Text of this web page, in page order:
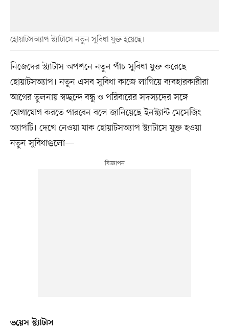
হোয়াটসঅ্যাপ স্ট্যাটাসে নতুন সুবিধা যুক্ত হয়েছে।
নিজেদের স্ট্যাটাস অপশনে নতুন পাঁচ সুবিধা যুক্ত করেছে
হোয়াটসঅ্যাপ। নতুন এসব সুবিধা কাজে লাগিয়ে ব্যবহারকারীরা
আগের তুলনায় স্বচ্ছন্দে বন্ধু ও পরিবারের সদস্যদের সঙ্গে
যোগাযোগ করতে পারবেন বলে জানিয়েছে ইনস্ট্যান্ট মেসেজিং
অ্যাপটি। দেখে নেওয়া যাক হোয়াটসঅ্যাপ স্ট্যাটাসে যুক্ত হওয়া
নতুন সুবিধাগুলো—
ভয়েস স্ট্যাটাস